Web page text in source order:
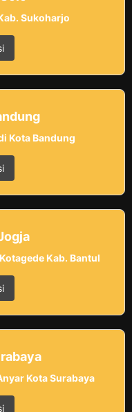
Sukoharjo
Kota Bandung
Kab. Bantul
Kota Surabaya